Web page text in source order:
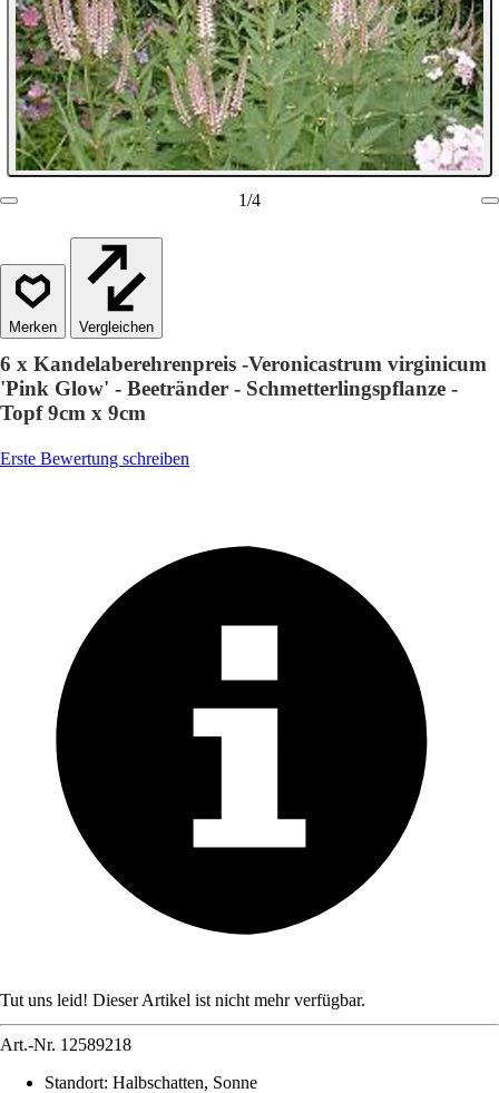
1/4
Vergleichen
6 x Kandelaberehrenpreis -Veronicastrum virginicum
'Pink Glow' - Beetränder - Schmetterlingspflanze -
Topf 9cm x 9cm
Erste Bewertung schreiben
Tut uns leid! Dieser Artikel ist nicht mehr verfügbar.
Art.-Nr. 12589218
Standort: Halbschatten, Sonne